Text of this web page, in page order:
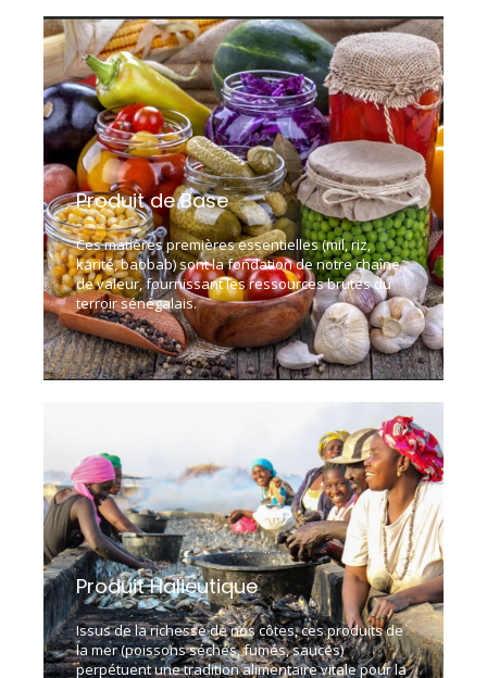
Produit de Base
Ces matières premières essentielles (mil, riz,
karité, baobab) sont la fondation de notre chaîne
de valeur, fournissant les ressources brutes du
terroir sénégalais.
Produit Halieutique
Issus de la richesse de nos côtes, ces produits de
la mer (poissons séchés, fumés, sauces)
perpétuent une tradition alimentaire vitale pour la